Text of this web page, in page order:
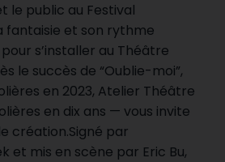
le public au Festival
fantaisie et son rythme
s’installer au Théâtre
le succès de “Oublie-moi”,
en 2023, Atelier Théâtre
en dix ans — vous invite
création.Signé par
et mis en scène par Eric Bu,